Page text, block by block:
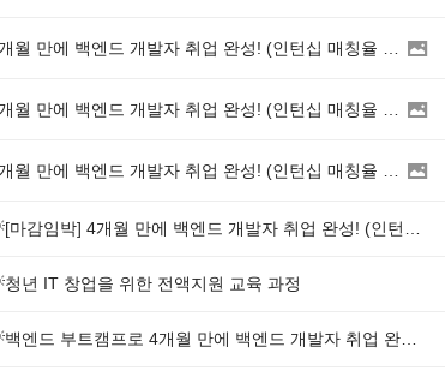
청년 IT 창업을 위한 전액지원 교육 과정